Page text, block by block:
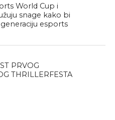
World Cup i
snage kako bi
esports
PRVOG
THRILLERFESTA